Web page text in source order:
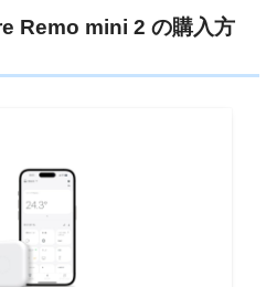
Remo mini 2 の購入方